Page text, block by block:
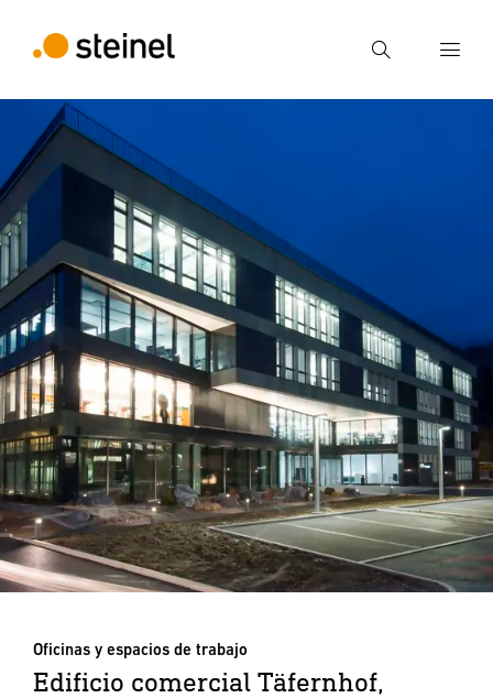
Búsqueda
Búsqueda
Introducir el término de búsqueda
Oficinas y espacios de trabajo
Edificio comercial Täfernhof,